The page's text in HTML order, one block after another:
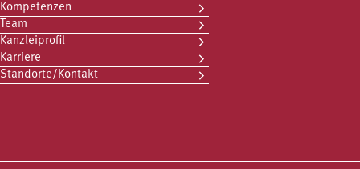
Kompetenzen
Team
Kanzleiprofil
Karriere
Standorte/Kontakt